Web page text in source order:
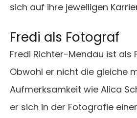
sich auf ihre jeweiligen
Fredi als Fotograf
Fredi Richter-Mendau ist als
Obwohl er nicht die gleiche
Aufmerksamkeit wie Alica
er sich in der Fotografie